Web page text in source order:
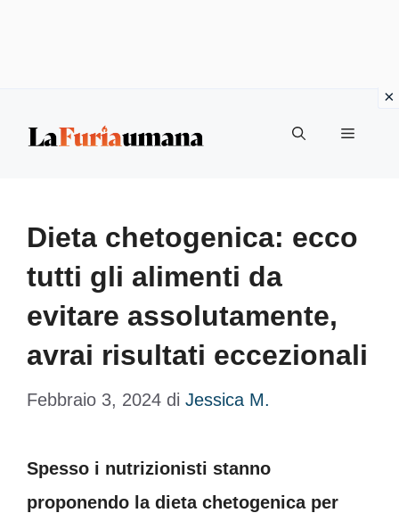
Menu
Dieta chetogenica: ecco
tutti gli alimenti da
evitare assolutamente,
avrai risultati eccezionali
Febbraio 3, 2024 di Jessica M.
Spesso i nutrizionisti stanno
proponendo la dieta chetogenica per